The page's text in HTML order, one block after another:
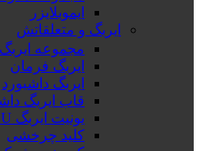
ایموبلایزر
ایربگ و متعلقاتش
مجموعه
ایربگ فرمان
ایربگ داشبورد
قاب ایربگ
یونیت ایربگ ACU
کلید چرخشی